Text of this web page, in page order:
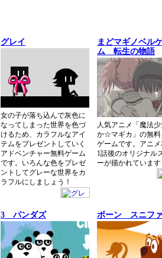
グレイ
女の子が落ち込んで灰色に
なってしまった世界を色づ
けるため、カラフルなアイ
テムをプレゼントしていく
アドベンチャー無料ゲーム
です。いろんな色をプレゼ
ントしてグレーな世界をカ
ラフルにしましょう！
まどマギノベル
ム 転生の物語
人気アニメ「魔法
か☆マギカ」の無料
ゲームです。アニ
1話後のオリジナル
ーが描かれていま
3 パンダズ ボーン スニフ